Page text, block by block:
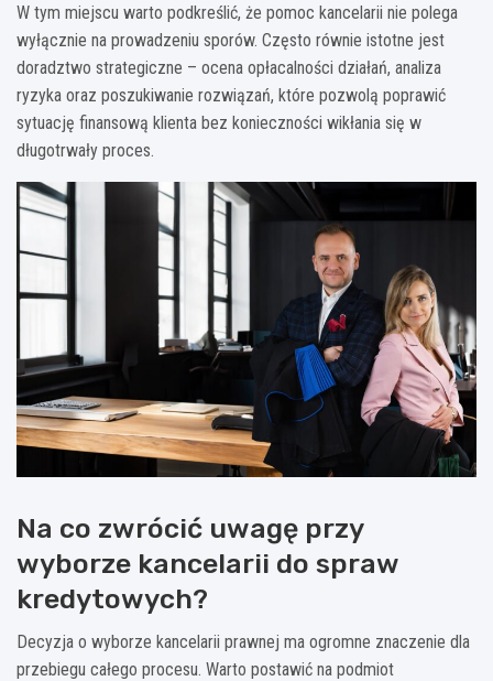
W tym miejscu warto podkreślić, że pomoc kancelarii nie polega
wyłącznie na prowadzeniu sporów. Często równie istotne jest
doradztwo strategiczne – ocena opłacalności działań, analiza
ryzyka oraz poszukiwanie rozwiązań, które pozwolą poprawić
sytuację finansową klienta bez konieczności wikłania się w
długotrwały proces.
Na co zwrócić uwagę przy
wyborze kancelarii do spraw
kredytowych?
Decyzja o wyborze kancelarii prawnej ma ogromne znaczenie dla
przebiegu całego procesu. Warto postawić na podmiot